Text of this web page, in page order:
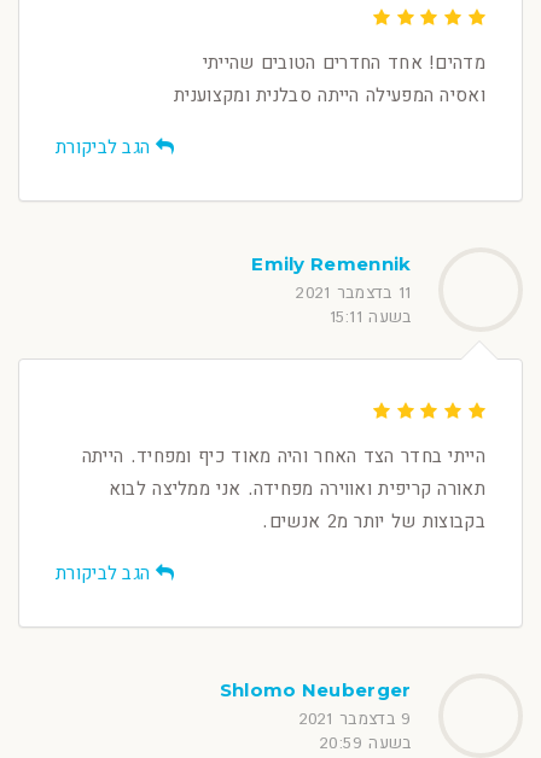
מדהים! אחד החדרים הטובים שהייתי
ואסיה המפעילה הייתה סבלנית ומקצוענית
הגב לביקורת
Emily Remennik
11 בדצמבר 2021
בשעה 15:11
הייתי בחדר הצד האחר והיה מאוד כיף ומפחיד. הייתה
תאורה קריפית ואווירה מפחידה. אני ממליצה לבוא
בקבוצות של יותר מ2 אנשים.
הגב לביקורת
Shlomo Neuberger
9 בדצמבר 2021
בשעה 20:59